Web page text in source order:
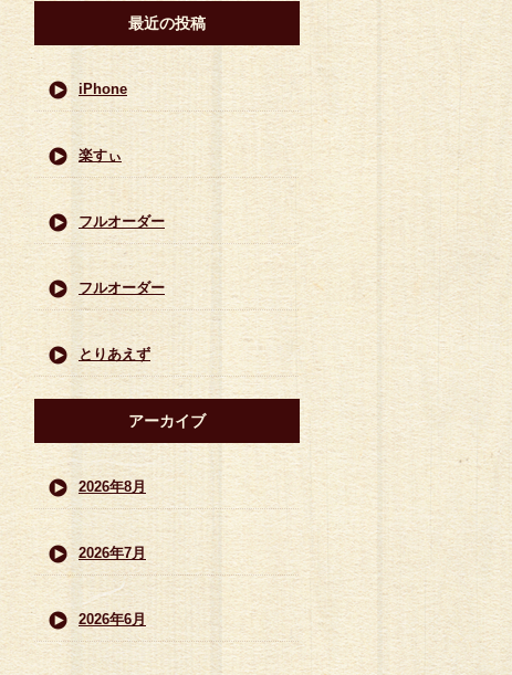
最近の投稿
iPhone
楽すぃ
フルオーダー
フルオーダー
とりあえず
アーカイブ
2026年8月
2026年7月
2026年6月